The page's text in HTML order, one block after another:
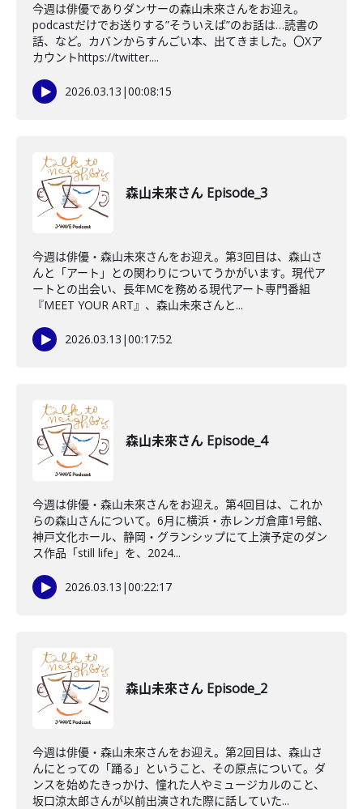
今週は俳優でありダンサーの森山未來さんをお迎え。
podcastだけでお送りする”そういえば”のお話は…読書の
話、など。カバンからすんごい本、出てきました。〇Xア
カウントhttps://twitter....
2026.03.13 |00:08:15
森山未來さん Episode_3
今週は俳優・森山未來さんをお迎え。第3回目は、森山さ
んと「アート」との関わりについてうかがいます。現代ア
ートとの出会い、長年MCを務める現代アート専門番組
『MEET YOUR ART』、森山未來さんと...
2026.03.13 |00:17:52
森山未來さん Episode_4
今週は俳優・森山未來さんをお迎え。第4回目は、これか
らの森山さんについて。6月に横浜・赤レンガ倉庫1号館、
神戸文化ホール、静岡・グランシップにて上演予定のダン
ス作品「still life」を、2024...
2026.03.13 |00:22:17
森山未來さん Episode_2
今週は俳優・森山未來さんをお迎え。第2回目は、森山さ
んにとっての「踊る」ということ、その原点について。ダ
ンスを始めたきっかけ、憧れた人やミュージカルのこと、
坂口涼太郎さんが以前出演された際に話していた...